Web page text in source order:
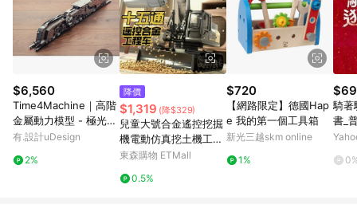
$6,560
Time4Machine｜高階
金屬動力模型 - 極光蒸
氣火車 Dazzling Stea
有.設計uDesign
2%
降價
$1,319 (降$329)
兒童大號合金遙控挖掘
機電動仿真挖土機工程
車玩具男孩挖機推土機
東森購物 ETMall
0.5%
$720
【網路限定】德國Hap
e 我的第一個工具箱
新光三越skm online
1%
$69
騎著
書_